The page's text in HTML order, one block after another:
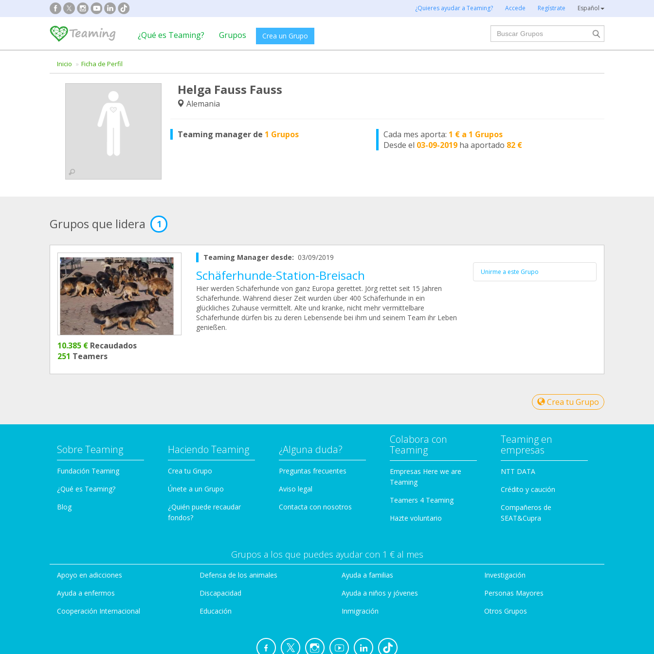
¿Quieres ayudar a Teaming? Accede Regístrate Español
¿Qué es Teaming? Grupos Crea un Grupo
Buscar
Inicio Ficha de Perfil
Helga Fauss Fauss
Alemania
Teaming manager de 1 Grupos Cada mes aporta: 1 € a 1 Grupos
Desde el 03-09-2019 ha aportado 82 €
Grupos que lidera 1
10.385 € Recaudados
251 Teamers
Teaming Manager desde: 03/09/2019
Schäferhunde-Station-Breisach
Hier werden Schäferhunde von ganz Europa gerettet. Jörg rettet seit 15 Jahren
Schäferhunde. Während dieser Zeit wurden über 400 Schäferhunde in ein
glückliches Zuhause vermittelt. Alte und kranke, nicht mehr vermittelbare
Schäferhunde dürfen bis zu deren Lebensende bei ihm und seinem Team ihr Leben
genießen.
Unirme a este Grupo
Crea tu Grupo
Sobre Teaming
Fundación Teaming
¿Qué es Teaming?
Blog
Haciendo Teaming
Crea tu Grupo
Únete a un Grupo
¿Quién puede recaudar
fondos?
¿Alguna duda?
Preguntas frecuentes
Aviso legal
Contacta con nosotros
Colabora con
Teaming
Empresas Here we are
Teaming
Teamers 4 Teaming
Hazte voluntario
Teaming en
empresas
NTT DATA
Crédito y caución
Compañeros de
SEAT&Cupra
Grupos a los que puedes ayudar con 1 € al mes
Apoyo en adicciones
Ayuda a enfermos
Cooperación Internacional
Defensa de los animales
Discapacidad
Educación
Ayuda a familias
Ayuda a niños y jóvenes
Inmigración
Investigación
Personas Mayores
Otros Grupos